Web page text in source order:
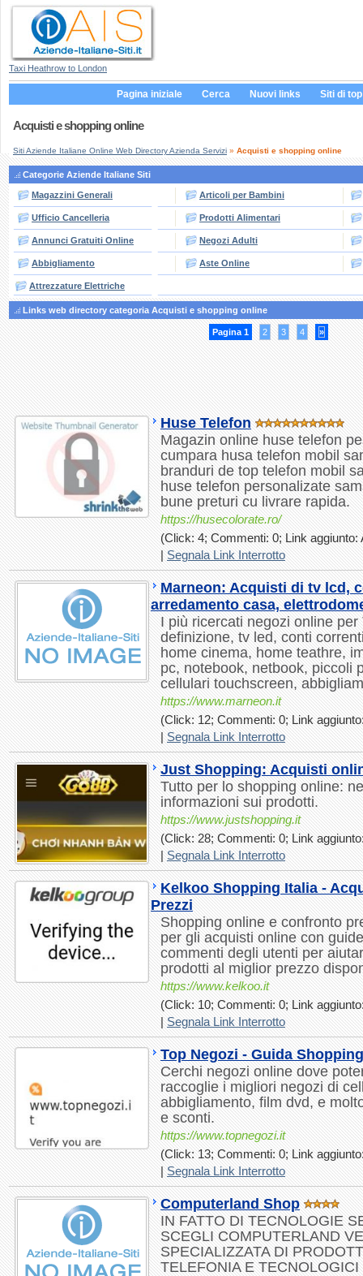
Taxi Heathrow to London
Pagina iniziale Cerca Nuovi links Siti di top
Acquisti e shopping online
Siti Aziende Italiane Online Web Directory Azienda Servizi » Acquisti e shopping online
Categorie Aziende Italiane Siti
Magazzini Generali Articoli per Bambini
Ufficio Cancelleria Prodotti Alimentari
Annunci Gratuiti Online Negozi Adulti
Abbigliamento Aste Online
Attrezzature Elettriche
Links web directory categoria Acquisti e shopping online
Pagina 1 2 3 4 »
Huse Telefon
Magazin online huse telefon
cumpara husa telefon mobil
branduri de top telefon mobil
huse telefon personalizate
bune preturi cu livrare rapida.
https://husecolorate.ro/
(Click: 4; Commenti: 0; Link aggiunto:
|Segnala Link Interrotto
Marneon: Acquisti di tv lcd,
arredamento casa,
I più ricercati negozi online
definizione, tv led, conti
home cinema, home teathre,
pc, notebook, netbook, piccoli
cellulari touchscreen,
https://www.marneon.it
(Click: 12; Commenti: 0; Link
|Segnala Link Interrotto
Just Shopping: Acquisti
Tutto per lo shopping online:
informazioni sui prodotti.
https://www.justshopping.it
(Click: 28; Commenti: 0; Link
|Segnala Link Interrotto
Kelkoo Shopping Italia -
Prezzi
Shopping online e confronto
per gli acquisti online con
commenti degli utenti per
prodotti al miglior prezzo
https://www.kelkoo.it
(Click: 10; Commenti: 0; Link
|Segnala Link Interrotto
Top Negozi - Guida
Cerchi negozi online dove
raccoglie i migliori negozi di
abbigliamento, film dvd, e
e sconti.
https://www.topnegozi.it
(Click: 13; Commenti: 0; Link
|Segnala Link Interrotto
Computerland Shop
IN FATTO DI TECNOLOGIE
SCEGLI COMPUTERLAND
SPECIALIZZATA DI
TELEFONIA E TECNOLOGICI